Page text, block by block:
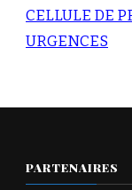
CELLULE DE
URGENCES
PARTENAIRES